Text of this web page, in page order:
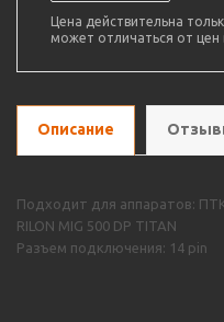
Цена действительна
может отличаться от цен
Описание
Подходит для аппаратов: ПТК
RILON MIG 500 DP TITAN
Разъем подключения: 14 pin